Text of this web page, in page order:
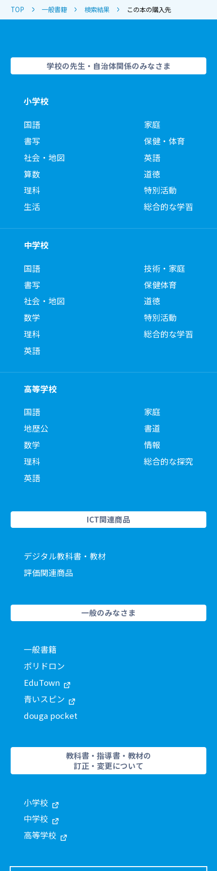
TOP 一般書籍 検索結果 この本の購入先
学校の先生・自治体関係のみなさま
小学校
国語
書写
社会・地図
算数
理科
生活
家庭
保健・体育
英語
道徳
特別活動
総合的な学習
中学校
国語
書写
社会・地図
数学
理科
英語
技術・家庭
保健体育
道徳
特別活動
総合的な学習
高等学校
国語
地歴公
数学
理科
英語
家庭
書道
情報
総合的な探究
ICT関連商品
デジタル教科書・教材
評価関連商品
一般のみなさま
一般書籍
ポリドロン
EduTown
青いスピン
douga pocket
教科書・指導書・教材の
訂正・変更について
小学校
中学校
高等学校